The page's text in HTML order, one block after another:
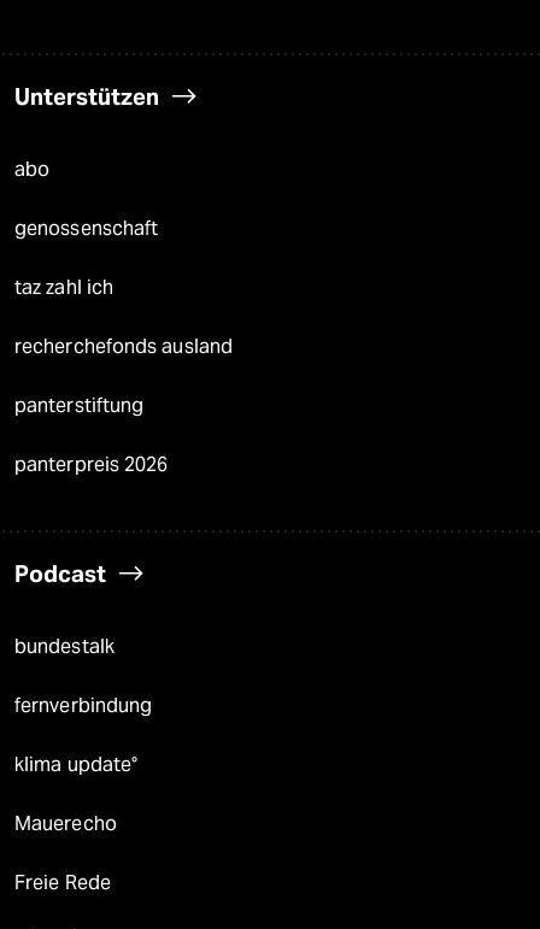
Unterstützen
abo
genossenschaft
taz zahl ich
recherchefonds ausland
panterstiftung
panterpreis 2026
Podcast
bundestalk
fernverbindung
klima update°
Mauerecho
Freie Rede